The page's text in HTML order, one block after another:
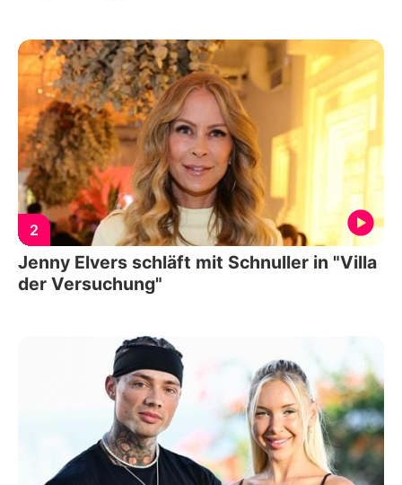
2
Jenny Elvers schläft mit Schnuller in "Villa
der Versuchung"